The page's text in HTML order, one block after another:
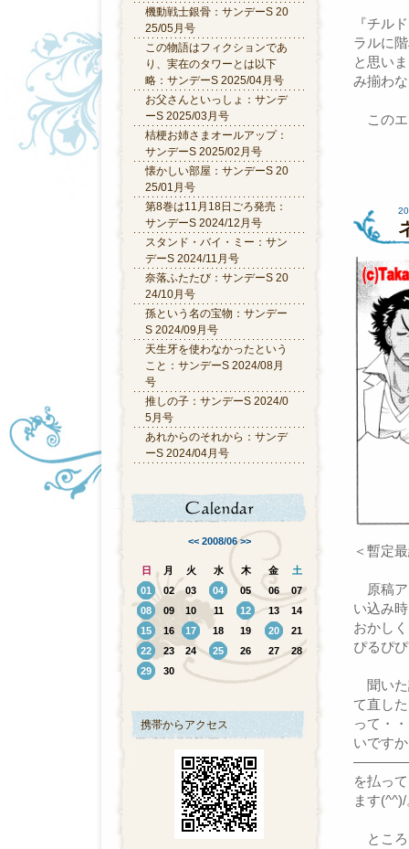
機動戦士銀骨：サンデーS 20
25/05月号
この物語はフィクションであ
り、実在のタワーとは以下
略：サンデーS 2025/04月号
お父さんといっしょ：サンデ
ーS 2025/03月号
桔梗お姉さまオールアップ：
サンデーS 2025/02月号
懐かしい部屋：サンデーS 20
25/01月号
第8巻は11月18日ごろ発売：
サンデーS 2024/12月号
スタンド・バイ・ミー：サン
デーS 2024/11月号
奈落ふたたび：サンデーS 20
24/10月号
孫という名の宝物：サンデー
S 2024/09月号
天生牙を使わなかったという
こと：サンデーS 2024/08月
号
推しの子：サンデーS 2024/0
5月号
あれからのそれから：サンデ
ーS 2024/04月号
<< 2008/06 >>
日 月 火 水 木 金
土
01
02 03 04 05 06
07
08
09 10 11 12 13
14
15
16 17 18 19 20
21
22
23 24 25 26 27
28
29
30
携帯からアクセス
『チル
ラルに
と思い
み揃わ
このエ
＜暫定
原稿ア
い込み
おかし
ぴるぴ
聞いた
て直し
って・
いです
―――――
を払っ
ます
ところ